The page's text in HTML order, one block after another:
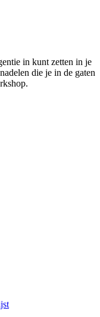
in kunt zetten in je
die je in de gaten